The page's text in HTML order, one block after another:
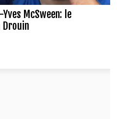
McSween: le
Drouin